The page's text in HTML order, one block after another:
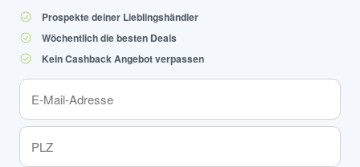
Prospekte deiner Lieblingshändler
Wöchentlich die besten Deals
Kein Cashback Angebot verpassen